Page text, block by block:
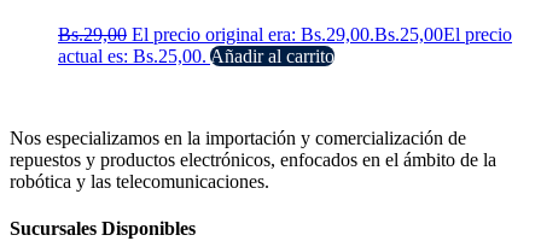
Bs.29,00 El precio original era: Bs.29,00.Bs.25,00El precio
actual es: Bs.25,00. Añadir al carrito
Nos especializamos en la importación y comercialización de
repuestos y productos electrónicos, enfocados en el ámbito de la
robótica y las telecomunicaciones.
Sucursales Disponibles